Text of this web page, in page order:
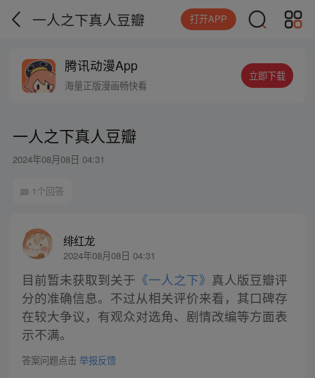
一人之下真人豆瓣 打开APP
腾讯动漫App
海量正版漫画畅快看
立即下载
一人之下真人豆瓣
2024年08月08日 04:31
1个回答
绯红龙
2024年08月08日 04:31
目前暂未获取到关于 《一人之下》 真人版豆瓣评
分的准确信息。不过从相关评价来看，其口碑存
在较大争议，有观众对选角、剧情改编等方面表
示不满。
答案问题点击 举报反馈